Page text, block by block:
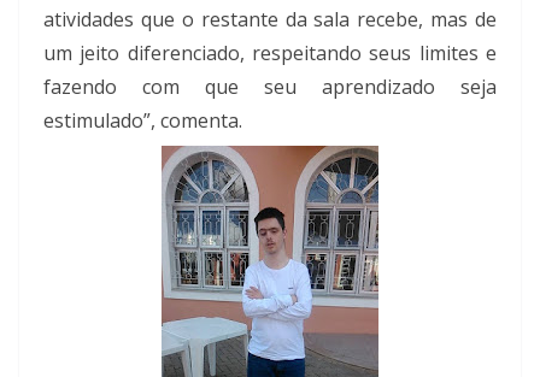
atividades que o restante da sala recebe, mas de
um jeito diferenciado, respeitando seus limites e
fazendo com que seu aprendizado seja
estimulado”, comenta.